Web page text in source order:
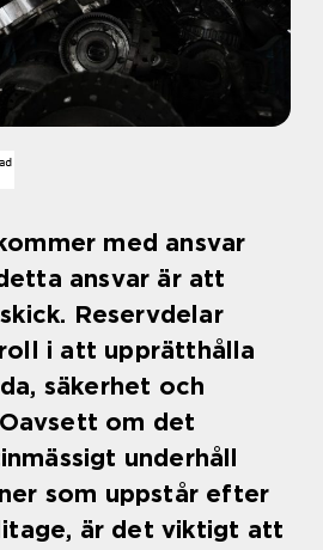
med ansvar
ansvar är att
Reservdelar
i att upprätthålla
säkerhet och
om det
underhåll
som uppstår efter
är det viktigt att